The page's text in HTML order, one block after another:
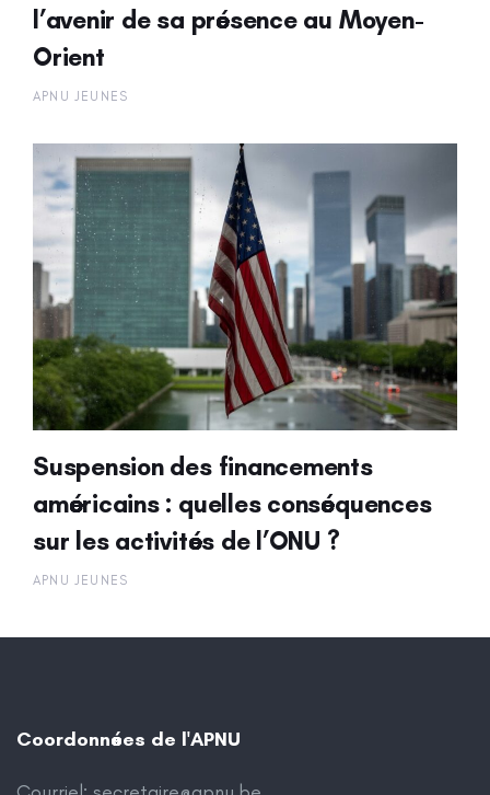
l’avenir de sa présence au Moyen-
Orient
APNU JEUNES
Suspension des financements
américains : quelles conséquences
sur les activités de l’ONU ?
APNU JEUNES
Coordonnées de l'APNU